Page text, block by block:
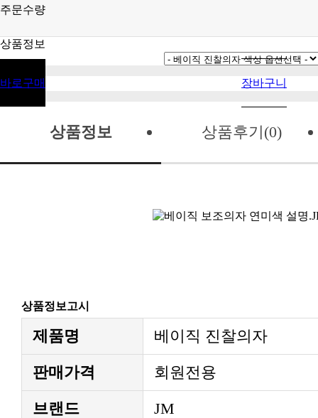
주문수량
상품정보
바로구매 장바구니
상품정보 상품후기(0)
상품정보고시
제품명 베이직 진찰의자
판매가격 회원전용
브랜드 JM